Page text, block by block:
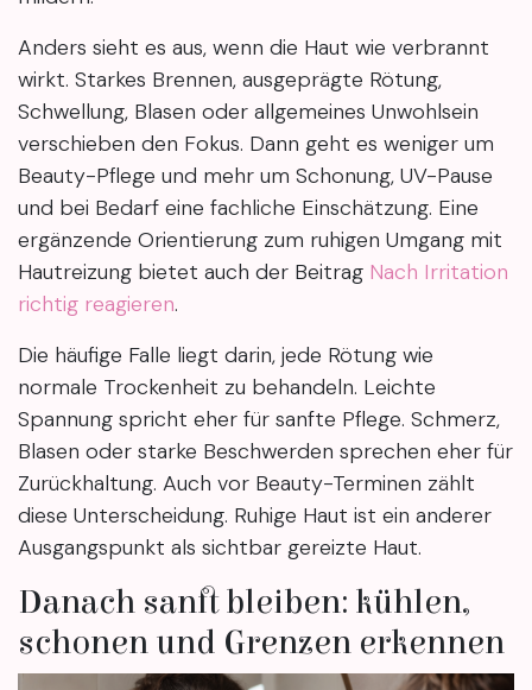
Anders sieht es aus, wenn die Haut wie verbrannt
wirkt. Starkes Brennen, ausgeprägte Rötung,
Schwellung, Blasen oder allgemeines Unwohlsein
verschieben den Fokus. Dann geht es weniger um
Beauty-Pflege und mehr um Schonung, UV-Pause
und bei Bedarf eine fachliche Einschätzung. Eine
ergänzende Orientierung zum ruhigen Umgang mit
Hautreizung bietet auch der Beitrag Nach Irritation
richtig reagieren.
Die häufige Falle liegt darin, jede Rötung wie
normale Trockenheit zu behandeln. Leichte
Spannung spricht eher für sanfte Pflege. Schmerz,
Blasen oder starke Beschwerden sprechen eher für
Zurückhaltung. Auch vor Beauty-Terminen zählt
diese Unterscheidung. Ruhige Haut ist ein anderer
Ausgangspunkt als sichtbar gereizte Haut.
Danach sanft bleiben: kühlen,
schonen und Grenzen erkennen